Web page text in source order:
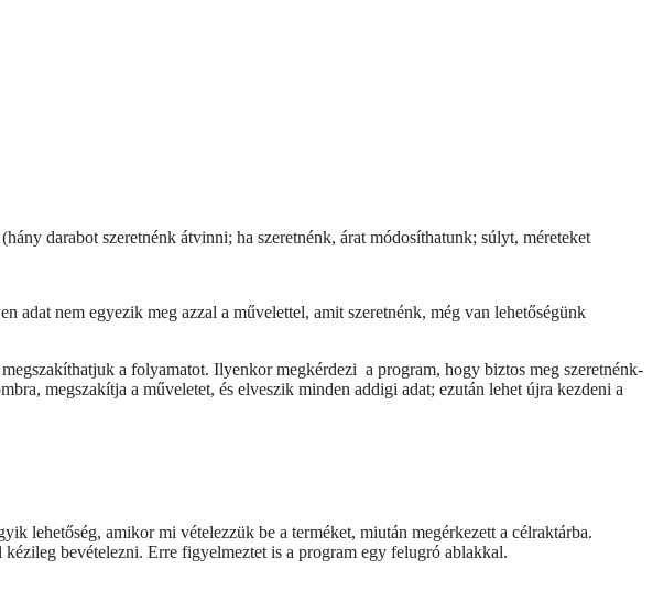
darabot szeretnénk átvinni; ha szeretnénk, árat módosíthatunk; súlyt, méreteket
adat nem egyezik meg azzal a művelettel, amit szeretnénk, még van lehetőségünk
a folyamatot. Ilyenkor megkérdezi a program, hogy biztos meg szeretnénk-
megszakítja a műveletet, és elveszik minden addigi adat; ezután lehet újra kezdeni a
lehetőség, amikor mi vételezzük be a terméket, miután megérkezett a célraktárba.
bevételezni. Erre figyelmeztet is a program egy felugró ablakkal.